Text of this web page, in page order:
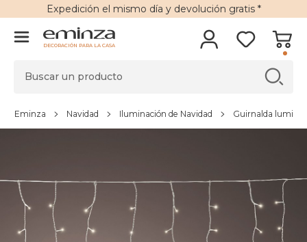
Expedición el mismo día y devolución gratis*
DECORACIÓN PARA LA CASA
Eminza Navidad Iluminación de Navidad Guirnalda